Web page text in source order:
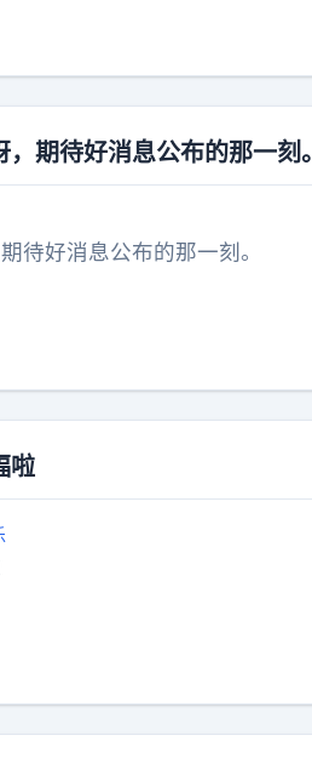
期待好消息公布的那一刻。
待好消息公布的那一刻。
啦